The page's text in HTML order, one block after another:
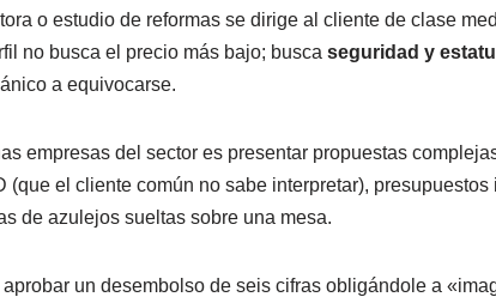
o estudio de reformas se dirige al cliente de clase
no busca el precio más bajo; busca seguridad y
a equivocarse.
empresas del sector es presentar propuestas
(que el cliente común no sabe interpretar),
de azulejos sueltas sobre una mesa.
un desembolso de seis cifras obligándole a